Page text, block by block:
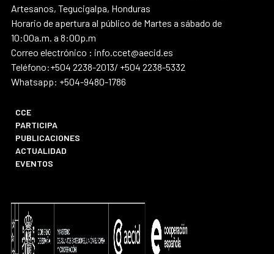
Artesanos, Tegucigalpa, Honduras
Horario de apertura al público de Martes a sábado de
10:00a.m. a 8:00p.m
Correo electrónico : info.ccet@aecid.es
Teléfono:+504 2238-2013/ +504 2238-5332
Whatsapp: +504-9480-1786
CCE
PARTICIPA
PUBLICACIONES
ACTUALIDAD
EVENTOS